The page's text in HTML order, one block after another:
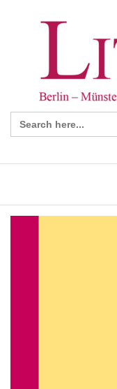
Search
for: